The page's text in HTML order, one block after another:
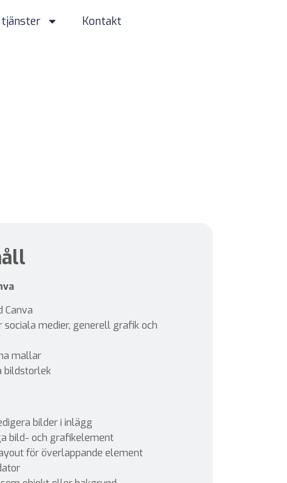
Kontakt
Canva
sociala medier, generell grafik och
mallar
bildstorlek
bilder i inlägg
bild- och grafikelement
för överlappande element